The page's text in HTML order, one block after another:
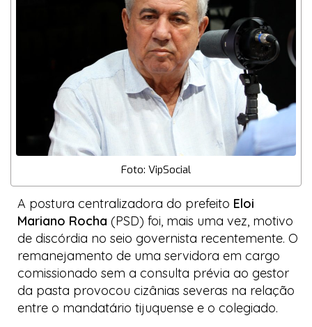
Foto: VipSocial
A postura centralizadora do prefeito Eloi
Mariano Rocha (PSD) foi, mais uma vez, motivo
de discórdia no seio governista recentemente. O
remanejamento de uma servidora em cargo
comissionado sem a consulta prévia ao gestor
da pasta provocou cizânias severas na relação
entre o mandatário tijuquense e o colegiado.